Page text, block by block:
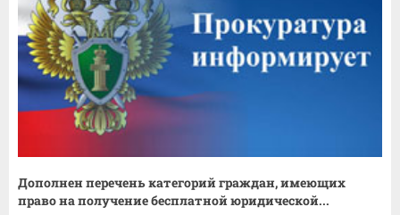
Дополнен перечень категорий граждан, имеющих
право на получение бесплатной юридической...